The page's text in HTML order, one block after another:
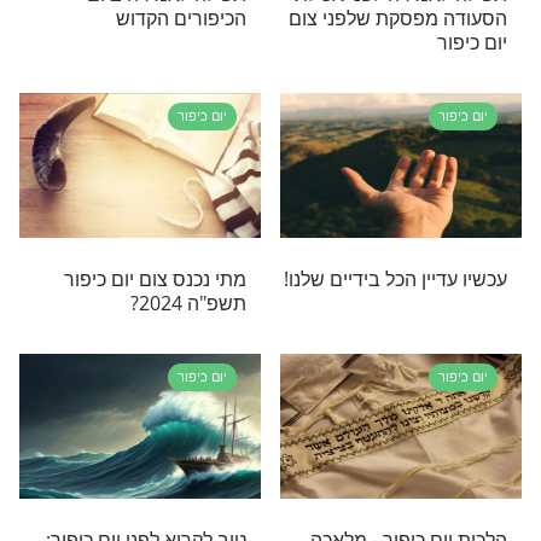
יום כיפור
אל תפספסו: הדרך לישועה
יום כיפור